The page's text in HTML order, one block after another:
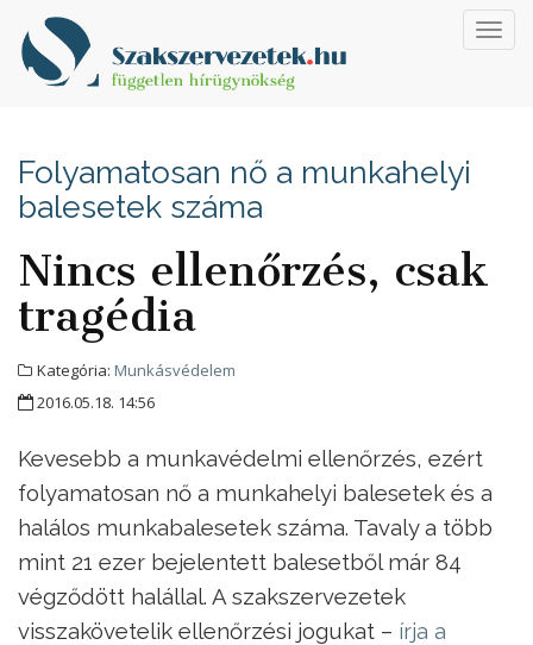
Folyamatosan nő a munkahelyi
balesetek száma
Nincs ellenőrzés, csak
tragédia
Kategória: Munkásvédelem
2016.05.18. 14:56
Kevesebb a munkavédelmi ellenőrzés, ezért
folyamatosan nő a munkahelyi balesetek és a
halálos munkabalesetek száma. Tavaly a több
mint 21 ezer bejelentett balesetből már 84
végződött halállal. A szakszervezetek
visszakövetelik ellenőrzési jogukat – írja a